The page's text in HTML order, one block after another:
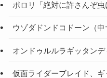
ポロリ「絶対に許さんぞ虫
ウゾダドンドコドーン（中
オンドゥルルラギッタンデ
仮面ライダーブレイド、